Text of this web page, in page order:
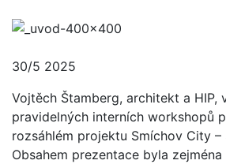
30/5 2025
Vojtěch Štamberg, architekt a HIP,
pravidelných interních workshopů
rozsáhlém projektu Smíchov City –
Obsahem prezentace byla